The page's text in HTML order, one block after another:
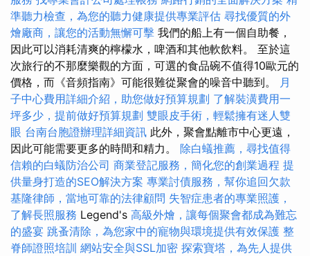
準聽力檢查，為您的聽力健康提供專業評估 尋找優質的外
燴廠商，讓您的活動無懈可擊 我們的船上有一個自助餐，
因此可以消耗清爽的檸檬水，啤酒和其他軟飲料。 至於這
次旅行的不那麼樂觀的方面，可選的食品碗不值得10歐元的
價格，而《音頻指南》可能很難從聚會的噪音中聽到。
月
子中心費用詳細介紹，助您做好預算規劃 了解裝潢費用一
坪多少，提前做好預算規劃 雙眼皮手術，輕鬆擁有迷人雙
眼 台南台胞證辦理詳細資訊 此外，聚會點離市中心更遠，
因此可能需要更多的時間和精力。 除白蟻推薦，尋找值得
信賴的白蟻防治公司 商業登記服務，簡化您的創業過程 提
供量身打造的SEO解決方案 專業討債服務，幫你追回欠款
基隆律師，當地可靠的法律顧問 失智症患者的專業照護，
了解長照服務 Legend's 高級外燴，讓每個聚會都成為難忘
的盛宴 跳蚤清除，為您家中的寵物與環境提供有效保護 整
脊師證照培訓 網站安全與SSL加密 探索寶塔，為先人提供